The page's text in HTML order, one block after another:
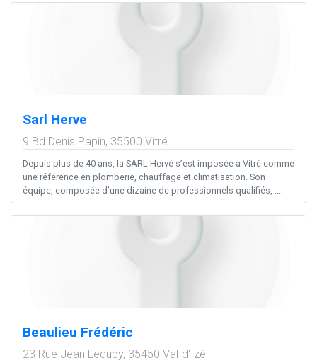
Sarl Herve
9 Bd Denis Papin, 35500 Vitré
Depuis plus de 40 ans, la SARL Hervé s’est imposée à Vitré comme
une référence en plomberie, chauffage et climatisation. Son
équipe, composée d’une dizaine de professionnels qualifiés, ...
Beaulieu Frédéric
23 Rue Jean Leduby, 35450 Val-d'Izé